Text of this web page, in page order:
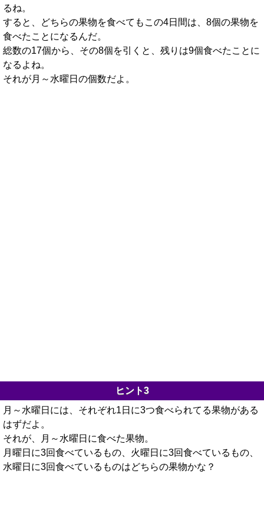
るね。
すると、どちらの果物を食べてもこの4日間は、8個の果物を
食べたことになるんだ。
総数の17個から、その8個を引くと、残りは9個食べたことに
なるよね。
それが月～水曜日の個数だよ。
ヒント3
月～水曜日には、それぞれ1日に3つ食べられてる果物がある
はずだよ。
それが、月～水曜日に食べた果物。
月曜日に3回食べているもの、火曜日に3回食べているもの、
水曜日に3回食べているものはどちらの果物かな？